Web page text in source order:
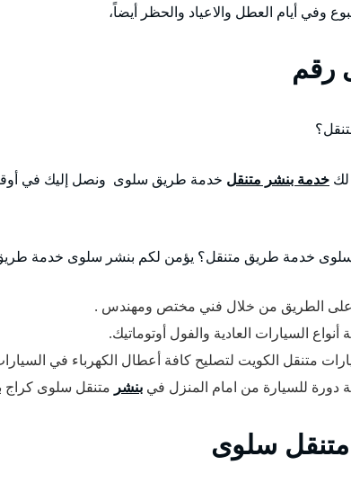
وفي أيام العطل والاعياد والحظر أيضاً،
رقم
خدمة بنشر متنقل خدمة طريق سلوى ونصل إليك في
خدمة طريق متنقل؟ يؤمن لكم بنشر سلوى خدمة طريق
على الطريق من خلال فني مختص ومهندس .
السيارات العادية والفول أوتوماتيك.
متنقل الكويت لتصليح كافة أعطال الكهرباء في
دورة للسيارة من امام المنزل في بنشر متنقل سلوى كراج
سلوى